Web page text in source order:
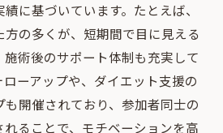
に基づいています。たとえば、
の多くが、短期間で目に見える
術後のサポート体制も充実して
ーアップや、ダイエット支援の
開催されており、参加者同士の
ることで、モチベーションを高